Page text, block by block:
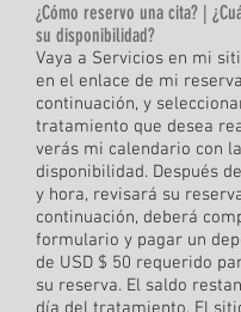
¿Cómo reservo una cita? |
su disponibilidad?
Vaya a Servicios en mi
en el enlace de mi
continuación, y seleccio
tratamiento que desea
verás mi calendario con la
disponibilidad. Después
y hora, revisará su
continuación, deberá
formulario y pagar un
de USD $ 50 requerido
su reserva. El saldo